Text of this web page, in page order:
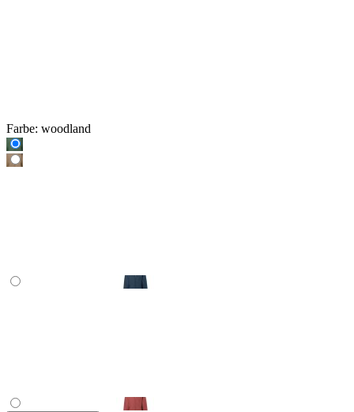
Farbe: woodland